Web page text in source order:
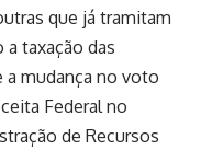
que já tramitam
taxação das
a mudança no voto
Federal no
de Recursos